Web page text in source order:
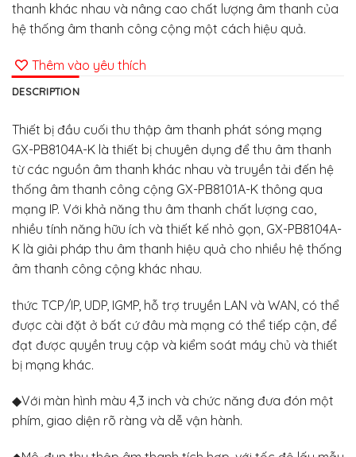
thanh khác nhau và nâng cao chất lượng âm thanh của
hệ thống âm thanh công cộng một cách hiệu quả.
Thêm vào yêu thích
DESCRIPTION
Thiết bị đầu cuối thu thập âm thanh phát sóng mạng
GX-PB8104A-K là thiết bị chuyên dụng để thu âm thanh
từ các nguồn âm thanh khác nhau và truyền tải đến hệ
thống âm thanh công cộng GX-PB8101A-K thông qua
mạng IP. Với khả năng thu âm thanh chất lượng cao,
nhiều tính năng hữu ích và thiết kế nhỏ gọn, GX-PB8104A-
K là giải pháp thu âm thanh hiệu quả cho nhiều hệ thống
âm thanh công cộng khác nhau.
thức TCP/IP, UDP, IGMP, hỗ trợ truyền LAN và WAN, có thể
được cài đặt ở bất cứ đâu mà mạng có thể tiếp cận, để
đạt được quyền truy cập và kiểm soát máy chủ và thiết
bị mạng khác.
◆Với màn hình màu 4,3 inch và chức năng đưa đón một
phím, giao diện rõ ràng và dễ vận hành.